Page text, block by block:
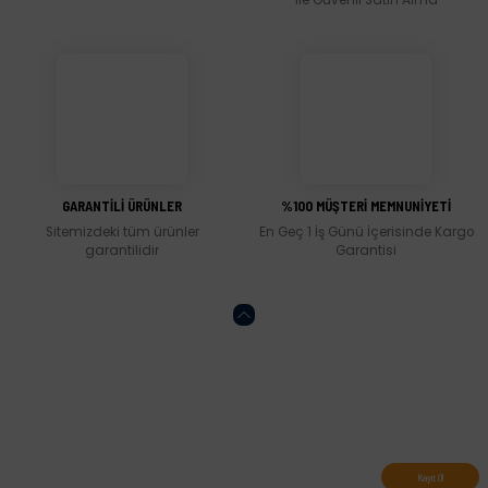
GARANTİLİ ÜRÜNLER
Sitemizdeki tüm ürünler
garantilidir
%100 MÜŞTERİ MEMNUNİYETİ
En Geç 1 İş Günü İçerisinde Kargo
Garantisi
Kayıt Ol